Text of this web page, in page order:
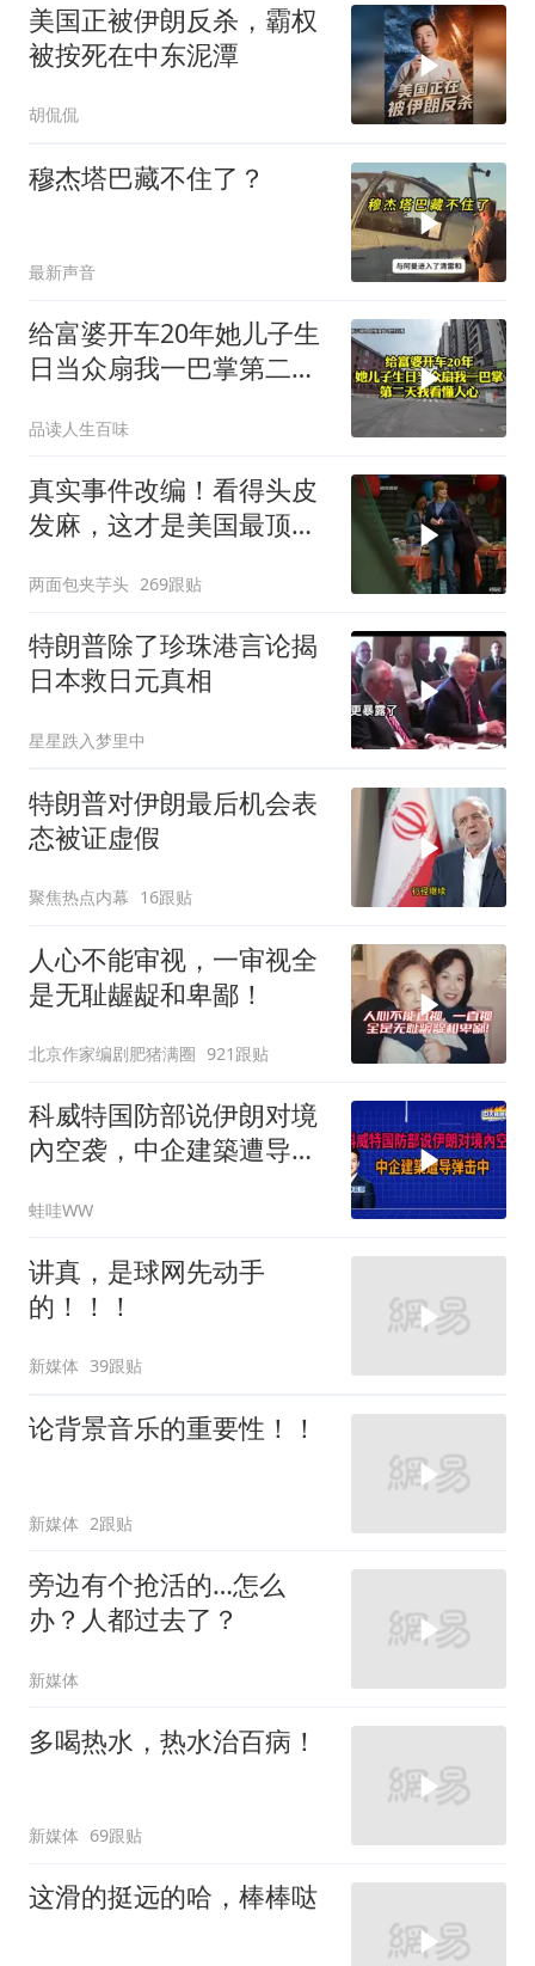
美国正被伊朗反杀，霸权
被按死在中东泥潭
胡侃侃
穆杰塔巴藏不住了？
最新声音
给富婆开车20年她儿子生
日当众扇我一巴掌第二天
品读人生百味
真实事件改编！看得头皮
发麻，这才是美国最顶级
两面包夹芋头 269跟贴
特朗普除了珍珠港言论揭
日本救日元真相
星星跌入梦里中
特朗普对伊朗最后机会表
态被证虚假
聚焦热点内幕 16跟贴
人心不能审视，一审视全
是无耻龌龊和卑鄙！
北京作家编剧肥猪满圈 921跟贴
科威特国防部说伊朗对境
內空袭，中企建築遭导弹
延廷｜辣晚报20260806
蛙哇WW
讲真，是球网先动手
的！！！
新媒体 39跟贴
论背景音乐的重要性！！
新媒体 2跟贴
旁边有个抢活的…怎么
办？人都过去了？
新媒体
多喝热水，热水治百病！
新媒体 69跟贴
这滑的挺远的哈，棒棒哒